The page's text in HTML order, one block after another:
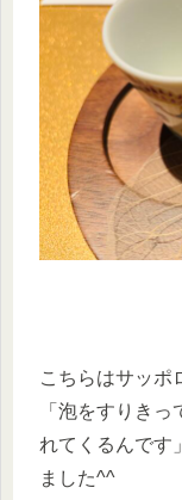
こちらはサッポ
「泡をすりき
れてくるんです
ました^^